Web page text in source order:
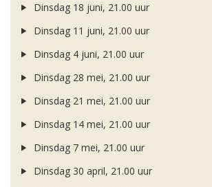
Dinsdag 18 juni, 21.00 uur
Dinsdag 11 juni, 21.00 uur
Dinsdag 4 juni, 21.00 uur
Dinsdag 28 mei, 21.00 uur
Dinsdag 21 mei, 21.00 uur
Dinsdag 14 mei, 21.00 uur
Dinsdag 7 mei, 21.00 uur
Dinsdag 30 april, 21.00 uur